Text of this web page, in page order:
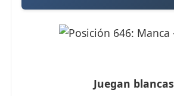
Juegan blancas